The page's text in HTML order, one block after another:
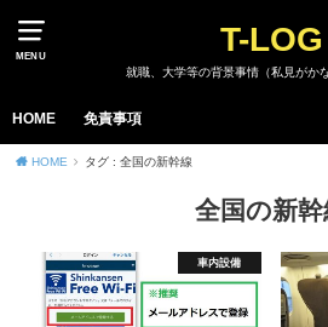
MENU T-LOG
就職、大学等の背景事情（私見がか
HOME 免責事項
HOME タグ : 全国の新幹線
全国の新幹
車内設備